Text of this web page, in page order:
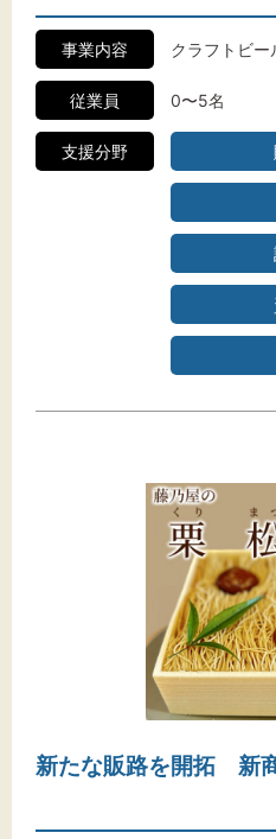
事業内容 クラフトビー
従業員 0〜5名
支援分野
新たな販路を開拓 新